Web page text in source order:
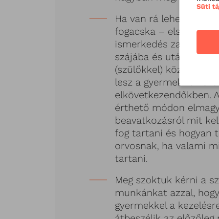
Ha van rá lehetőség –
fogacska – első
ismerkedés zajlik. Az
szájába és utána
(szülőkkel) közösen,
lesz a gyermeknek
elkövetkezendőkben.
érthető módon
beavatkozásról mit
fog tartani és hogyan
orvosnak, ha valami
tartani.
Meg szoktuk kérni a
munkánkat azzal,
gyermekkel a
Süti